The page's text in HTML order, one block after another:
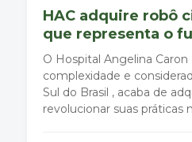
HAC adquire robô
que representa o
O Hospital Angelina
complexidade e
Sul do Brasil , acaba de
revolucionar suas práticas